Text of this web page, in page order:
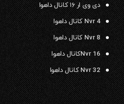
دی وی ار ۱۶ کانال داهوا
Nvr 4 کانال داهوا
Nvr 8 کانال داهوا
Nvr 16کانال داهوا
Nvr 32 کانال داهوا